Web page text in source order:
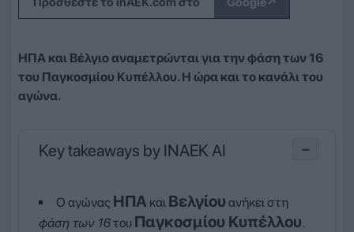
ΗΠΑ και Βέλγιο αναμετρώνται για την φάση των 16
του Παγκοσμίου Κυπέλλου. Η ώρα και το κανάλι του
αγώνα.
Key takeaways by INAEK AI −
Ο αγώνας ΗΠΑ και Βελγίου ανήκει στη
φάση των 16του Παγκοσμίου Κυπέλλου.